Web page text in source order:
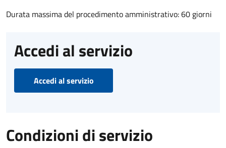
Durata massima del procedimento amministrativo: 60 giorni
Accedi al servizio
Accedi al servizio
Condizioni di servizio